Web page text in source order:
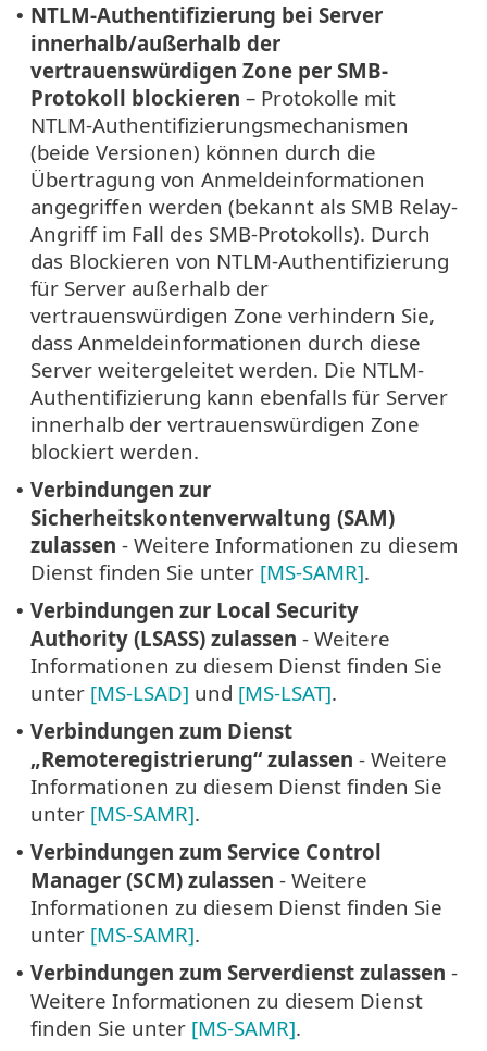
• NTLM-Authentifizierung bei Server
innerhalb/außerhalb der
vertrauenswürdigen Zone per SMB-
Protokoll blockieren – Protokolle mit
NTLM-Authentifizierungsmechanismen
(beide Versionen) können durch die
Übertragung von Anmeldeinformationen
angegriffen werden (bekannt als SMB Relay-
Angriff im Fall des SMB-Protokolls). Durch
das Blockieren von NTLM-Authentifizierung
für Server außerhalb der
vertrauenswürdigen Zone verhindern Sie,
dass Anmeldeinformationen durch diese
Server weitergeleitet werden. Die NTLM-
Authentifizierung kann ebenfalls für Server
innerhalb der vertrauenswürdigen Zone
blockiert werden.
• Verbindungen zur
Sicherheitskontenverwaltung (SAM)
zulassen - Weitere Informationen zu diesem
Dienst finden Sie unter [MS-SAMR].
• Verbindungen zur Local Security
Authority (LSASS) zulassen - Weitere
Informationen zu diesem Dienst finden Sie
unter [MS-LSAD] und [MS-LSAT].
• Verbindungen zum Dienst
„Remoteregistrierung“ zulassen - Weitere
Informationen zu diesem Dienst finden Sie
unter [MS-SAMR].
• Verbindungen zum Service Control
Manager (SCM) zulassen - Weitere
Informationen zu diesem Dienst finden Sie
unter [MS-SAMR].
• Verbindungen zum Serverdienst zulassen -
Weitere Informationen zu diesem Dienst
finden Sie unter [MS-SAMR].